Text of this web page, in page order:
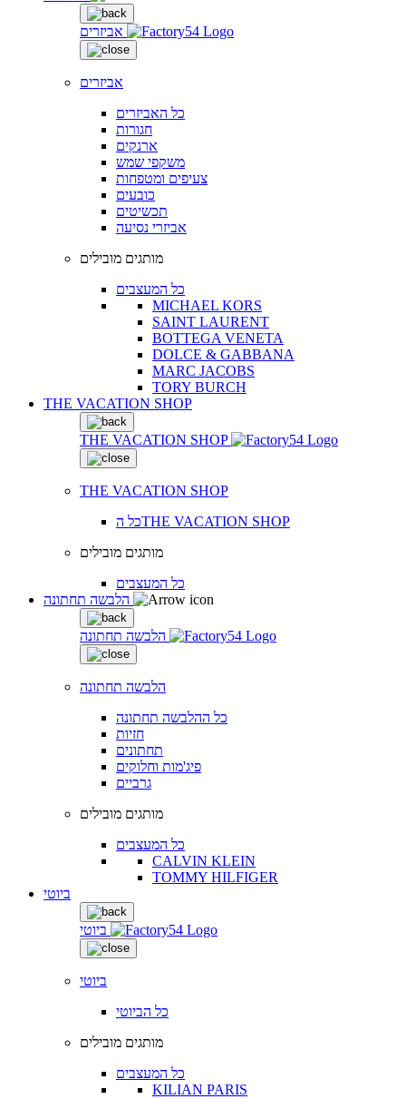
אביזרים
אביזרים
כל האביזרים
חגורות
ארנקים
משקפי שמש
צעיפים ומטפחות
כובעים
תכשיטים
אביזרי נסיעה
מותגים מובילים
כל המעצבים
MICHAEL KORS
SAINT LAURENT
BOTTEGA VENETA
DOLCE & GABBANA
MARC JACOBS
TORY BURCH
THE VACATION SHOP
THE VACATION SHOP
THE VACATION SHOP
כל הTHE VACATION SHOP
מותגים מובילים
כל המעצבים
הלבשה תחתונה
הלבשה תחתונה
כל ההלבשה תחתונה
חזיות
תחתונים
פיג'מות וחלוקים
גרביים
מותגים מובילים
כל המעצבים
CALVIN KLEIN
TOMMY HILFIGER
ביוטי
ביוטי
ביוטי
כל הביוטי
מותגים מובילים
כל המעצבים
KILIAN PARIS